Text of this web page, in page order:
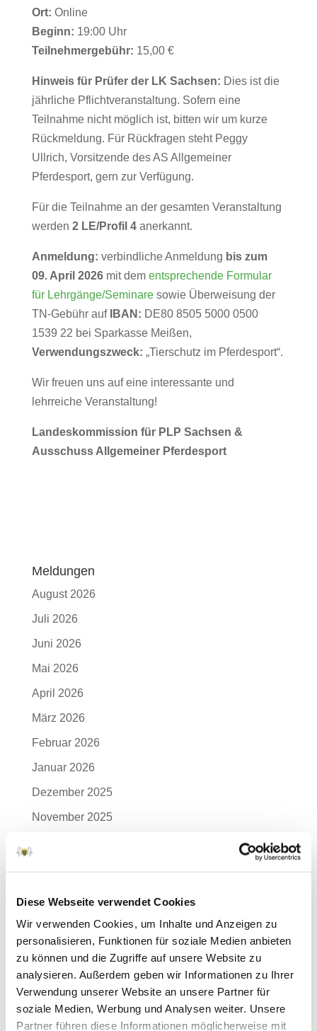
Diese Webseite verwendet Cookies
Wir verwenden Cookies, um Inhalte und Anzeigen zu
personalisieren, Funktionen für soziale Medien anbieten
zu können und die Zugriffe auf unsere Website zu
analysieren. Außerdem geben wir Informationen zu Ihrer
Verwendung unserer Website an unsere Partner für
soziale Medien, Werbung und Analysen weiter. Unsere
Partner führen diese Informationen möglicherweise mit
Ort: Online
Beginn: 19:00 Uhr
Teilnehmergebühr: 15,00 €
Hinweis für Prüfer der LK Sachsen: Dies ist die
jährliche Pflichtveranstaltung. Sofern eine
Teilnahme nicht möglich ist, bitten wir um kurze
Rückmeldung. Für Rückfragen steht Peggy
Ullrich, Vorsitzende des AS Allgemeiner
Pferdesport, gern zur Verfügung.
Für die Teilnahme an der gesamten Veranstaltung
werden 2 LE/Profil 4anerkannt.
Anmeldung: verbindliche Anmeldung bis zum
09. April 2026mit dem entsprechende Formular
für Lehrgänge/Seminaresowie Überweisung der
TN-Gebühr auf IBAN: DE80 8505 5000 0500
1539 22 bei Sparkasse Meißen,
Verwendungszweck: „Tierschutz im Pferdesport“.
Wir freuen uns auf eine interessante und
lehrreiche Veranstaltung!
Landeskommission für PLP Sachsen &
Ausschuss Allgemeiner Pferdesport
Meldungen
August 2026
Juli 2026
Juni 2026
Mai 2026
April 2026
März 2026
Februar 2026
Januar 2026
Dezember 2025
November 2025
Juni 2025
Mai 2025
April 2025
März 2025